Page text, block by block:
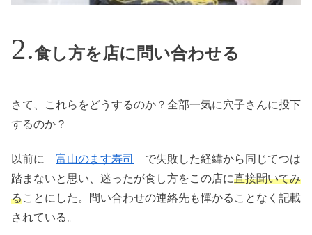
食し方を店に問い合わせる
さて、これらをどうするのか？全部一気に穴子さんに投下
するのか？
以前に 富山のます寿司
で失敗した経緯から同じてつは
踏まないと思い、迷ったが食し方をこの店に直接聞いてみ
ることにした。問い合わせの連絡先も憚かることなく記載
されている。